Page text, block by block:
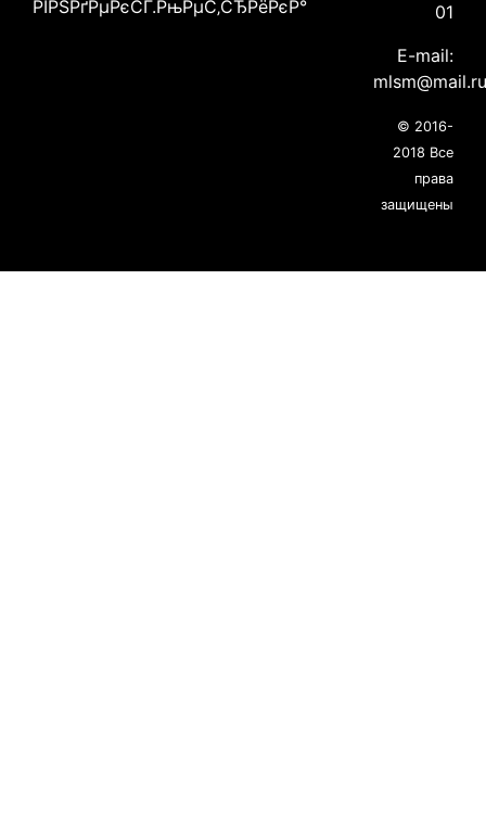
01
E-mail:
mlsm@mail.ru
© 2016-
2018 Все
права
защищены